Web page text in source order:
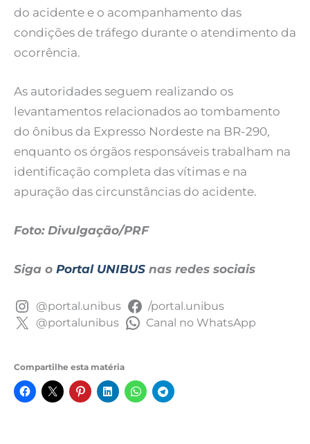
do acidente e o acompanhamento das
condições de tráfego durante o atendimento da
ocorrência.
As autoridades seguem realizando os
levantamentos relacionados ao tombamento
do ônibus da Expresso Nordeste na BR-290,
enquanto os órgãos responsáveis trabalham na
identificação completa das vítimas e na
apuração das circunstâncias do acidente.
Foto: Divulgação/PRF
Siga o Portal UNIBUS nas redes sociais
@portal.unibus
/portal.unibus
@portalunibus
Canal no WhatsApp
Compartilhe esta matéria